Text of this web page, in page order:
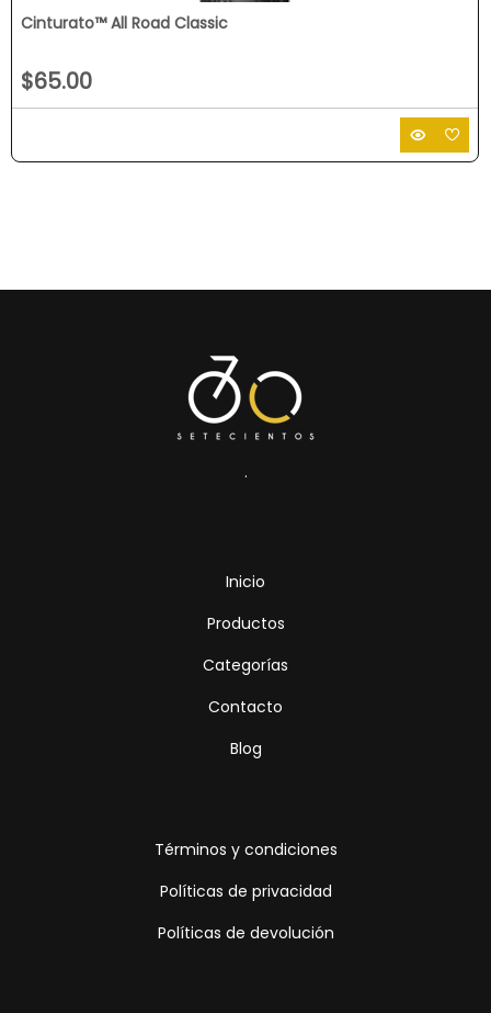
Cinturato™ All Road Classic
$65.00
.
Inicio
Productos
Categorías
Contacto
Blog
Términos y condiciones
Políticas de privacidad
Políticas de devolución